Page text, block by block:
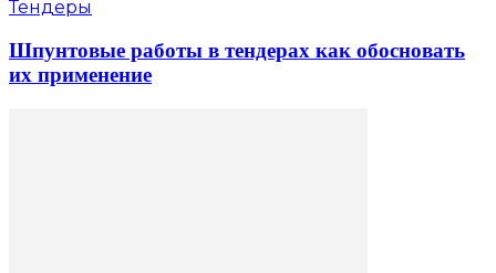
Тендеры
Шпунтовые работы в тендерах как обосновать
их применение